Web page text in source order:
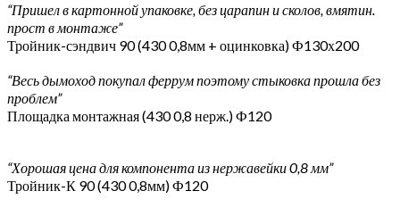
“Пришел в картонной упаковке, без царапин и сколов, вмятин.
прост в монтаже”
Тройник-сэндвич 90 (430 0,8мм + оцинковка) Ф130х200
“Весь дымоход покупал феррум поэтому стыковка прошла без
проблем”
Площадка монтажная (430 0,8 нерж.) Ф120
“Хорошая цена для компонента из нержавейки 0,8 мм”
Тройник-К 90 (430 0,8мм) Ф120